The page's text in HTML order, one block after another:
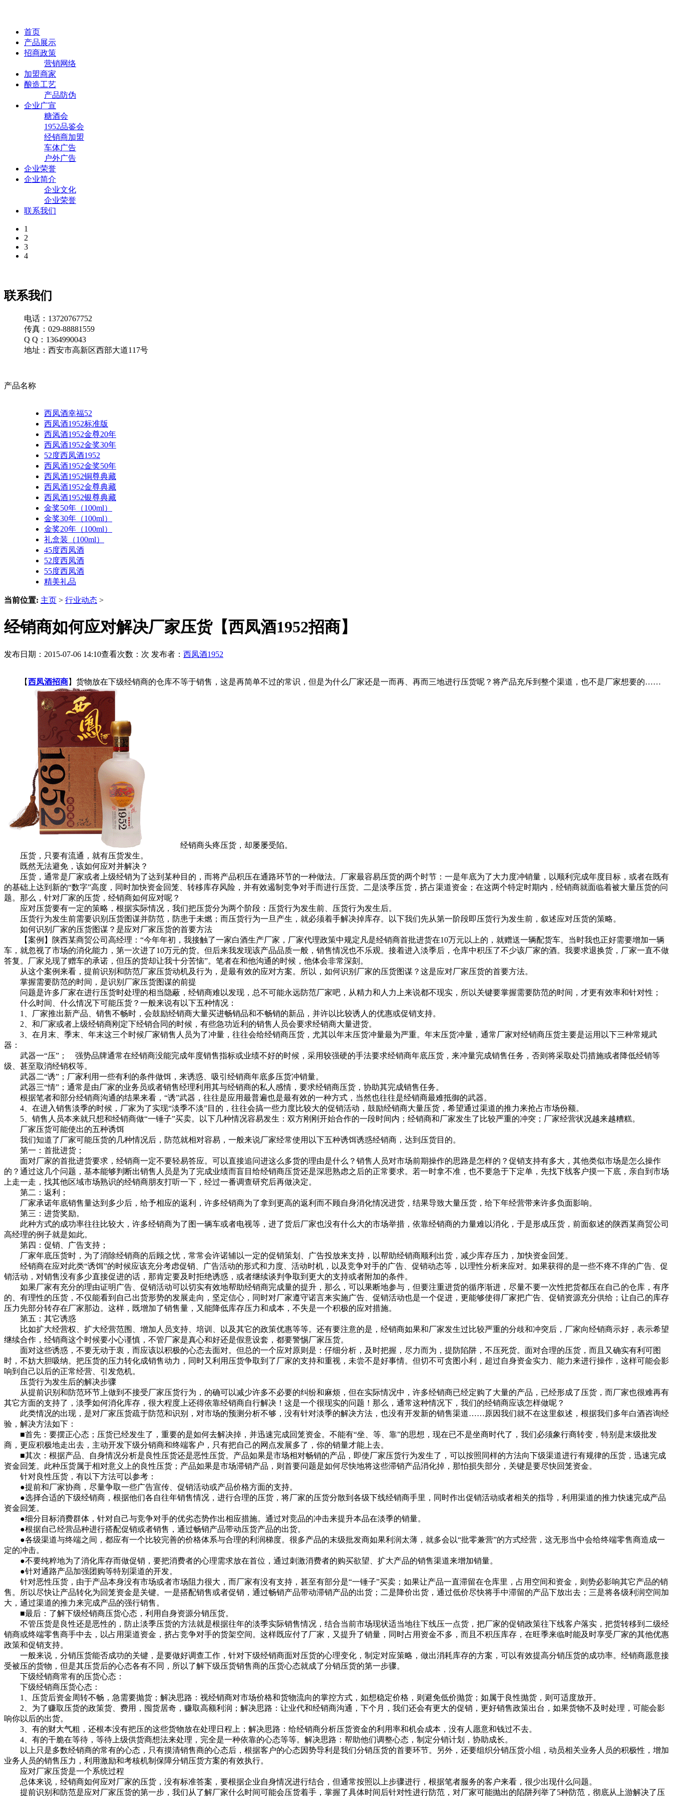
首页
产品展示
招商政策
营销网络
加盟商家
酿造工艺
产品防伪
企业广宣
糖酒会
1952品鉴会
经销商加盟
车体广告
户外广告
企业荣誉
企业简介
企业文化
企业荣誉
联系我们
1
2
3
4
联系我们
电话：13720767752
传真：029-88881559
Q Q：1364990043
地址：西安市高新区西部大道117号
产品名称
西凤酒幸福52
西凤酒1952标准版
西凤酒1952金尊20年
西凤酒1952金奖30年
52度西凤酒1952
西凤酒1952金奖50年
西凤酒1952铜尊典藏
西凤酒1952金尊典藏
西凤酒1952银尊典藏
金奖50年（100ml）
金奖30年（100ml）
金奖20年（100ml）
礼盒装（100ml）
45度西凤酒
52度西凤酒
55度西凤酒
精美礼品
当前位置: 主页 > 行业动态 >
经销商如何应对解决厂家压货【西凤酒1952招商】
发布日期：2015-07-06 14:10查看次数： 次 发布者： 西凤酒1952
【西凤酒招商】货物放在下级经销商的仓库不等于销售，这是再简单不过的常识，但是为什么厂家还是一而再、再而三地进行压货呢？将产品充斥到整个渠道，也不是厂家想要的……
经销商头疼压货，却屡屡受陷。
压货，只要有流通，就有压货发生。
既然无法避免，该如何应对并解决？
压货，通常是厂家或者上级经销为了达到某种目的，而将产品积压在通路环节的一种做法。厂家最容易压货的两个时节：一是年底为了大力度冲销量，以顺利完成年度目标，或者在既有
的基础上达到新的“数字”高度，同时加快资金回笼、转移库存风险，并有效遏制竞争对手而进行压货。二是淡季压货，挤占渠道资金；在这两个特定时期内，经销商就面临着被大量压货的问
题。那么，针对厂家的压货，经销商如何应对呢？
应对压货要有一定的策略，根据实际情况，我们把压货分为两个阶段：压货行为发生前、压货行为发生后。
压货行为发生前需要识别压货图谋并防范，防患于未燃；而压货行为一旦产生，就必须着手解决掉库存。以下我们先从第一阶段即压货行为发生前，叙述应对压货的策略。
如何识别厂家的压货图谋？是应对厂家压货的首要方法
【案例】陕西某商贸公司高经理：“今年年初，我接触了一家白酒生产厂家，厂家代理政策中规定凡是经销商首批进货在10万元以上的，就赠送一辆配货车。当时我也正好需要增加一辆
车，就忽视了市场的消化能力，第一次进了10万元的货。但后来我发现该产品品质一般，销售情况也不乐观。接着进入淡季后，仓库中积压了不少该厂家的酒。我要求退换货，厂家一直不做
答复。厂家兑现了赠车的承诺，但压的货却让我十分苦恼”。笔者在和他沟通的时候，他体会非常深刻。
从这个案例来看，提前识别和防范厂家压货动机及行为，是最有效的应对方案。所以，如何识别厂家的压货图谋？这是应对厂家压货的首要方法。
掌握需要防范的时间，是识别厂家压货图谋的前提
问题是许多厂家在进行压货时处理的相当隐蔽，经销商难以发现，总不可能永远防范厂家吧，从精力和人力上来说都不现实，所以关键要掌握需要防范的时间，才更有效率和针对性；
什么时间、什么情况下可能压货？一般来说有以下五种情况：
1、厂家推出新产品、销售不畅时，会鼓励经销商大量买进畅销品和不畅销的新品，并许以比较诱人的优惠或促销支持。
2、和厂家或者上级经销商刚定下经销合同的时候，有些急功近利的销售人员会要求经销商大量进货。
3、在月末、季末、年末这三个时候厂家销售人员为了冲量，往往会给经销商压货，尤其以年末压货冲量最为严重。年末压货冲量，通常厂家对经销商压货主要是运用以下三种常规武
器：
武器一“压”； 强势品牌通常在经销商没能完成年度销售指标或业绩不好的时候，采用较强硬的手法要求经销商年底压货，来冲量完成销售任务，否则将采取处罚措施或者降低经销等
级、甚至取消经销权等。
武器二“诱”；厂家利用一些有利的条件做饵，来诱惑、吸引经销商年底多压货冲销量。
武器三“情”；通常是由厂家的业务员或者销售经理利用其与经销商的私人感情，要求经销商压货，协助其完成销售任务。
根据笔者和部分经销商沟通的结果来看，“诱”武器，往往是应用最普遍也是最有效的一种方式，当然也往往是经销商最难抵御的武器。
4、在进入销售淡季的时候，厂家为了实现“淡季不淡”目的，往往会搞一些力度比较大的促销活动，鼓励经销商大量压货，希望通过渠道的推力来抢占市场份额。
5、销售人员本来就只想和经销商做“一锤子”买卖。以下几种情况容易发生：双方刚刚开始合作的一段时间内；经销商和厂家发生了比较严重的冲突；厂家经营状况越来越糟糕。
厂家压货可能使出的五种诱饵
我们知道了厂家可能压货的几种情况后，防范就相对容易，一般来说厂家经常使用以下五种诱饵诱惑经销商，达到压货目的。
第一：首批进货；
面对厂家的首批进货要求，经销商一定不要轻易答应。可以直接追问进这么多货的理由是什么？销售人员对市场前期操作的思路是怎样的？促销支持有多大，其他类似市场是怎么操作
的？通过这几个问题，基本能够判断出销售人员是为了完成业绩而盲目给经销商压货还是深思熟虑之后的正常要求。若一时拿不准，也不要急于下定单，先找下线客户摸一下底，亲自到市场
上走一走，找其他区域市场熟识的经销商朋友打听一下，经过一番调查研究后再做决定。
第二：返利；
厂家承诺年底销售量达到多少后，给予相应的返利，许多经销商为了拿到更高的返利而不顾自身消化情况进货，结果导致大量压货，给下年经营带来许多负面影响。
第三：进货奖励。
此种方式的成功率往往比较大，许多经销商为了图一辆车或者电视等，进了货后厂家也没有什么大的市场举措，依靠经销商的力量难以消化，于是形成压货，前面叙述的陕西某商贸公司
高经理的例子就是如此。
第四：促销、广告支持；
厂家年底压货时，为了消除经销商的后顾之忧，常常会许诺辅以一定的促销策划、广告投放来支持，以帮助经销商顺利出货，减少库存压力，加快资金回笼。
经销商在应对此类“诱饵”的时候应该充分考虑促销、广告活动的形式和力度、活动时机，以及竞争对手的广告、促销动态等，以理性分析来应对。如果获得的是一些不疼不痒的广告、促
销活动，对销售没有多少直接促进的话，那肯定要及时拒绝诱惑，或者继续谈判争取到更大的支持或者附加的条件。
如果厂家有充分的理由证明广告、促销活动可以切实有效地帮助经销商完成量的提升，那么，可以果断地参与，但要注重进货的循序渐进，尽量不要一次性把货都压在自己的仓库，有序
的、有理性的压货，不仅能看到自己出货形势的发展走向，坚定信心，同时对厂家遵守诺言来实施广告、促销活动也是一个促进，更能够使得厂家把广告、促销资源充分供给；让自己的库存
压力先部分转存在厂家那边。这样，既增加了销售量，又能降低库存压力和成本，不失是一个积极的应对措施。
第五：其它诱惑
比如扩大经营权、扩大经营范围、增加人员支持、培训、以及其它的政策优惠等等。还有要注意的是，经销商如果和厂家发生过比较严重的分歧和冲突后，厂家向经销商示好，表示希望
继续合作，经销商这个时候要小心谨慎，不管厂家是真心和好还是假意设套，都要警惕厂家压货。
面对这些诱惑，不要无动于衷，而应该以积极的心态去面对。但总的一个应对原则是：仔细分析，及时把握，尽力而为，提防陷阱，不压死货。面对合理的压货，而且又确实有利可图
时，不妨大胆吸纳。把压货的压力转化成销售动力，同时又利用压货争取到了厂家的支持和重视，未尝不是好事情。但切不可贪图小利，超过自身资金实力、能力来进行操作，这样可能会影
响到自己以后的正常经营、引发危机。
压货行为发生后的解决步骤
从提前识别和防范环节上做到不接受厂家压货行为，的确可以减少许多不必要的纠纷和麻烦，但在实际情况中，许多经销商已经定购了大量的产品，已经形成了压货，而厂家也很难再有
其它方面的支持了，淡季如何消化库存，很大程度上还得依靠经销商自行解决！这是一个很现实的问题！那么，通常这种情况下，我们的经销商应该怎样做呢？
此类情况的出现，是对厂家压货疏于防范和识别，对市场的预测分析不够，没有针对淡季的解决方法，也没有开发新的销售渠道……原因我们就不在这里叙述，根据我们多年白酒咨询经
验，解决方法如下：
■首先：要摆正心态；压货已经发生了，重要的是如何去解决掉，并迅速完成回笼资金。不能有“坐、等、靠”的思想，现在已不是坐商时代了，我们必须象行商转变，特别是末级批发
商，更应积极地走出去，主动开发下级分销商和终端客户，只有把自己的网点发展多了，你的销量才能上去。
■其次：根据产品、自身情况分析是良性压货还是恶性压货。产品如果是市场相对畅销的产品，即使厂家压货行为发生了，可以按照同样的方法向下级渠道进行有规律的压货，迅速完成
资金回笼。此种压货属于相对意义上的良性压货；产品如果是市场滞销产品，则首要问题是如何尽快地将这些滞销产品消化掉，那怕损失部分，关键是要尽快回笼资金。
针对良性压货，有以下方法可以参考：
●提前和厂家协商，尽量争取一些广告宣传、促销活动或产品价格方面的支持。
●选择合适的下级经销商，根据他们各自往年销售情况，进行合理的压货，将厂家的压货分散到各级下线经销商手里，同时作出促销活动或者相关的指导，利用渠道的推力快速完成产品
资金回笼。
●细分目标消费群体，针对自己与竞争对手的优劣态势作出相应措施。通过对竞品的冲击来提升本品在淡季的销量。
●根据自己经营品种进行搭配促销或者销售，通过畅销产品带动压货产品的出货。
●各级渠道与终端之间，都应有一个比较完善的价格体系与合理的利润梯度。很多产品的末级批发商如果利润太薄，就多会以“批零兼营”的方式经营，这无形当中会给终端零售商造成一
定的冲击。
●不要纯粹地为了消化库存而做促销，要把消费者的心理需求放在首位，通过刺激消费者的购买欲望、扩大产品的销售渠道来增加销量。
●针对通路产品加强团购等特别渠道的开发。
针对恶性压货，由于产品本身没有市场或者市场阻力很大，而厂家有没有支持，甚至有部分是“一锤子”买卖；如果让产品一直滞留在仓库里，占用空间和资金，则势必影响其它产品的销
售。所以尽快让产品转化为回笼资金是关键。一是搭配销售或者促销，通过畅销产品带动滞销产品的出货；二是降价出货，通过低价尽快将手中滞留的产品下放出去；三是将各级利润空间加
大，通过渠道的推力来完成产品的强行销售。
■最后：了解下级经销商压货心态，利用自身资源分销压货。
不管压货是良性还是恶性的，防止淡季压货的方法就是根据往年的淡季实际销售情况，结合当前市场现状适当地往下线压一点货，把厂家的促销政策往下线客户落实，把货转移到二级经
销商或终端零售商手中去，以占用渠道资金，挤占竞争对手的货架空间。这样既应付了厂家，又提升了销量，同时占用资金不多，而且不积压库存，在旺季来临时能及时享受厂家的其他优惠
政策和促销支持。
一般来说，分销压货能否成功的关键，是要做好调查工作，针对下级经销商面对压货的心理变化，制定对应策略，做出消耗库存的方案，可以有效提高分销压货的成功率。经销商愿意接
受被压的货物，但是其压货后的心态各有不同，所以了解下级压货销售商的压货心态就成了分销压货的第一步骤。
下级经销商常有的压货心态：
下级经销商压货心态：
1、压货后资金周转不畅，急需要抛货；解决思路：视经销商对市场价格和货物流向的掌控方式，如想稳定价格，则避免低价抛货；如属于良性抛货，则可适度放开。
2、为了赚取压货的政策货、费用，囤货居奇，赚取高额利润；解决思路：让业代和经销商沟通，下个月，我们还会有更大的促销，更好销售政策出台，如果货物不及时处理，可能会影
响你以后的出货。
3、有的财大气粗，还根本没有把压的这些货物放在处理日程上；解决思路：给经销商分析压货资金的利用率和机会成本，没有人愿意和钱过不去。
4、有的干脆在等待，等待上级供货商想法来处理，完全是一种依靠的心态等等。解决思路：帮助他们调整心态，制定分销计划，协助成长。
以上只是多数经销商的常有的心态，只有摸清销售商的心态后，根据客户的心态因势导利是我们分销压货的首要环节。另外，还要组织分销压货小组，动员相关业务人员的积极性，增加
业务人员的销售压力，利用激励和考核机制保障分销压货方案的有效执行。
应对厂家压货是一个系统过程
总体来说，经销商如何应对厂家的压货，没有标准答案，要根据企业自身情况进行结合，但通常按照以上步骤进行，根据笔者服务的客户来看，很少出现什么问题。
提前识别和防范是应对厂家压货的第一步，我们从了解厂家什么时间可能会压货着手，掌握了具体时间后针对性进行防范，对厂家可能抛出的陷阱列举了5种防范，彻底从上游解决了压